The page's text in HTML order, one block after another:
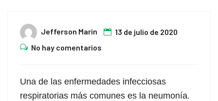
Jefferson Marin
13 de julio de 2020
No hay comentarios
Una de las enfermedades infecciosas
respiratorias más comunes es la neumonía.